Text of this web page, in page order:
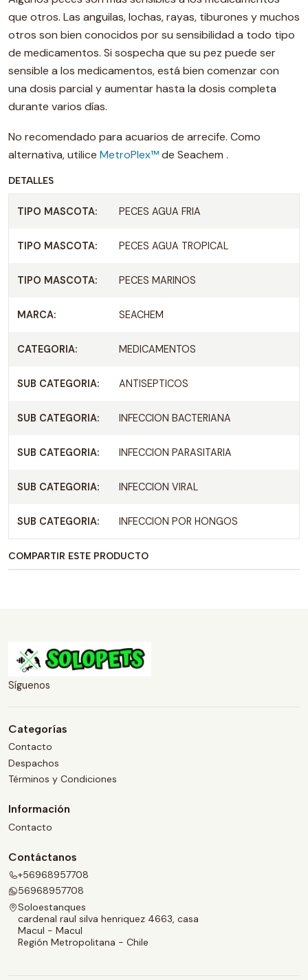
que otros. Las anguilas, lochas, rayas, tiburones y muchos
otros son bien conocidos por su sensibilidad a todo tipo
de medicamentos. Si sospecha que su pez puede ser
sensible a los medicamentos, está bien comenzar con
una dosis parcial y aumentar hasta la dosis completa
durante varios días.
No recomendado para acuarios de arrecife. Como
alternativa, utilice MetroPlex™de Seachem .
DETALLES
TIPO MASCOTA: PECES AGUA FRIA
TIPO MASCOTA: PECES AGUA TROPICAL
TIPO MASCOTA: PECES MARINOS
MARCA: SEACHEM
CATEGORIA: MEDICAMENTOS
SUB CATEGORIA: ANTISEPTICOS
SUB CATEGORIA: INFECCION BACTERIANA
SUB CATEGORIA: INFECCION PARASITARIA
SUB CATEGORIA: INFECCION VIRAL
SUB CATEGORIA: INFECCION POR HONGOS
COMPARTIR ESTE PRODUCTO
Síguenos
Categorías
Contacto
Despachos
Términos y Condiciones
Información
Contacto
Contáctanos
+56968957708
56968957708
Soloestanques
cardenal raul silva henriquez 4663, casa
Macul - Macul
Región Metropolitana - Chile